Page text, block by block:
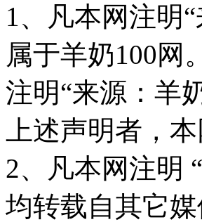
1、凡本网注明
属于羊奶100网
注明“来源：羊
上述声明者，
2、凡本网注明
均转载自其它